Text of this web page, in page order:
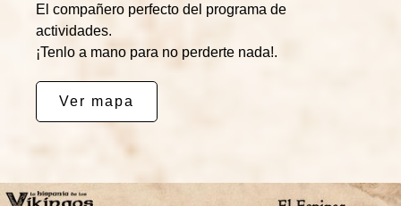
El compañero perfecto del programa de
actividades.
¡Tenlo a mano para no perderte nada!.
Ver mapa